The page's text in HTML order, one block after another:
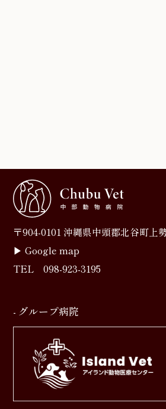
〒904-0101 沖縄県中頭郡北谷町上
▶︎Google map
TEL098-923-3195
- グループ病院